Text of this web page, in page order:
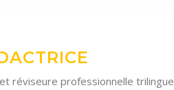
réviseure professionnelle trilingue